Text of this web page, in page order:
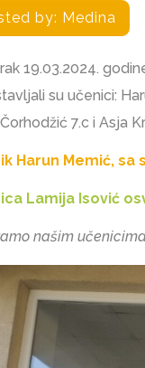
by: Medina
19.03.2024.
su učenici:
7.c i Asja
Harun Memić,
Lamija Isović
našim